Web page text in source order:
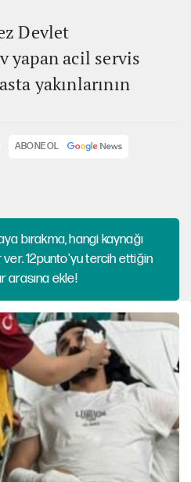
Devlet
yapan acil servis
yakınlarının
ABONE OL
bırakma, hangi kaynağı
12punto'yu tercih ettiğin
arasına ekle!